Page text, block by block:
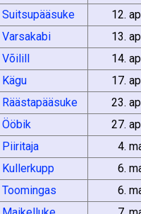
Suitsupääsuke
12.
Varsakabi
13.
Võilill
14.
Kägu
17.
Räästapääsuke
23.
Ööbik
27.
Piiritaja
4.
Kullerkupp
6.
Toomingas
6.